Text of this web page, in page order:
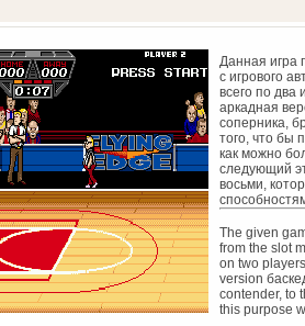
Данная игра
с игрового
всего по два
аркадная
соперника,
того, что бы
как можно
следующий
восьми,
The given
from the slot
on two
version
contender, to
this purpose